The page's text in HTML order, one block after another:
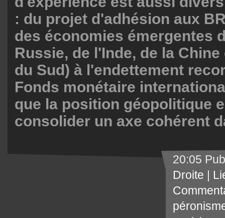
: du projet d'adhésion aux
des économies émergentes
Russie, de l'Inde, de la
du Sud) à l'endettement
Fonds monétaire
que la position géopolitique
consolider un axe cohérent
20:05
Droite |